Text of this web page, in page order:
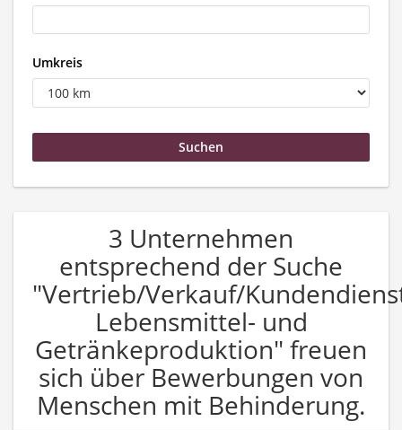
Umkreis
3 Unternehmen
entsprechend der Suche
"Vertrieb/Verkauf/
Lebensmittel- und
Getränkeproduktion" freuen
sich über Bewerbungen von
Menschen mit Behinderung.